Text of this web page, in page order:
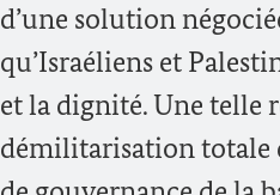
d’une solution
qu’Israéliens et
et la dignité. Une
démilitarisation totale